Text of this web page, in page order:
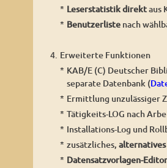
* Leserstatistik direktaus
* Benutzerliste nach
4. Erweiterte Funktionen
* KAB/E (C) Deutscher
separate Datenbank (
* Ermittlung unzulässiger
* Tätigkeits-LOG nach
* Installations-Log und
* zusätzliches, alternatives
* Datensatzvorlagen-